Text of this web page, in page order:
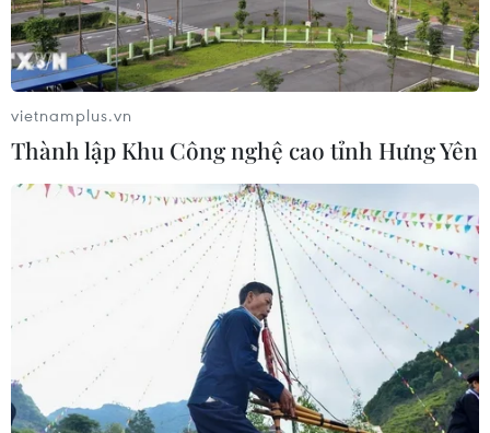
Cảnh báo thủ đoạn lừa đảo đưa lao
động thời vụ sang Hàn Quốc
06/08/2026 04:11
24 năm tù cho 2 vợ chồng tổ
chức “bay lắc” tại Hà Nội
06/08/2026 03:46
Khởi tố thêm 6 đối tượng vụ lập
khống hồ sơ bảo hiểm y tế ở Đắk Lắk
05/08/2026 14:55
vietnamplus.vn
Thành lập Khu Công nghệ cao tỉnh Hưng Yên